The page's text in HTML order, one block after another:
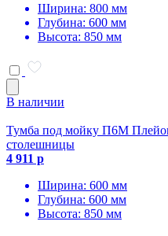
Ширина: 800 мм
Глубина: 600 мм
Высота: 850 мм
В наличии
Тумба под мойку П6М
столешницы
4 911 р
Ширина: 600 мм
Глубина: 600 мм
Высота: 850 мм